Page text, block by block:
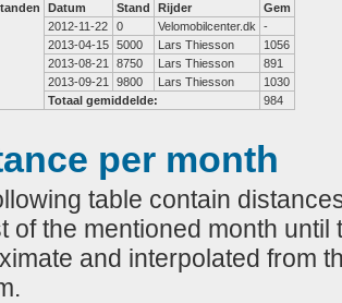
Datum Stand Rijder
Gem
2012-11-22
0 Velomobilcenter.dk
-
2013-04-15 5000 Lars Thiesson
1056
2013-08-21
8750 Lars Thiesson
891
2013-09-21
9800 Lars Thiesson
1030
Totaal gemiddelde:
984
per month
table contain
of the mentioned month
and interpolated from